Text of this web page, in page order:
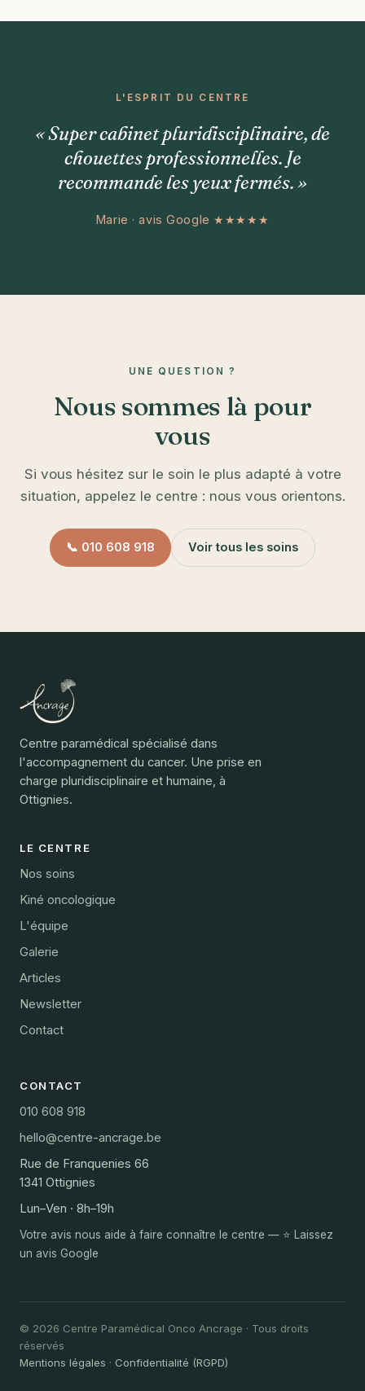
L'ESPRIT DU CENTRE
« Super cabinet pluridisciplinaire, de
chouettes professionnelles. Je
recommande les yeux fermés. »
Marie · avis Google ★★★★★
UNE QUESTION ?
Nous sommes là pour
vous
Si vous hésitez sur le soin le plus adapté à votre
situation, appelez le centre : nous vous orientons.
📞 010 608 918 Voir tous les soins
Centre paramédical spécialisé dans
l'accompagnement du cancer. Une prise en
charge pluridisciplinaire et humaine, à
Ottignies.
LE CENTRE
Nos soins
Kiné oncologique
L'équipe
Galerie
Articles
Newsletter
Contact
CONTACT
010 608 918
hello@centre-ancrage.be
Rue de Franquenies 66
1341 Ottignies
Lun–Ven · 8h–19h
Votre avis nous aide à faire connaître le centre — ⭐ Laissez
un avis Google
© 2026 Centre Paramédical Onco Ancrage · Tous droits
réservés
Mentions légales · Confidentialité (RGPD)